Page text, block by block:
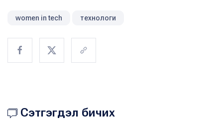
women in tech технологи
Сэтгэгдэл бичих